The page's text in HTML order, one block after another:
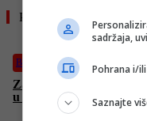
Pročitajte još
BiH
Zatvaranje Hormuškog
u BiH i globalnu
sadržaja,
Pohrana i/
Saznajte